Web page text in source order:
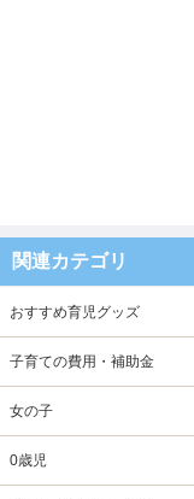
関連カテゴリ
おすすめ育児グッズ
子育ての費用・補助金
女の子
0歳児